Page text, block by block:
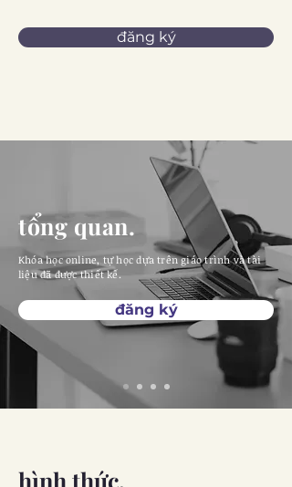
đăng ký
tổng quan.
Khóa học online, tự học dựa trên giáo trình và tài
liệu đã được thiết kế.
đăng ký
hình thức.